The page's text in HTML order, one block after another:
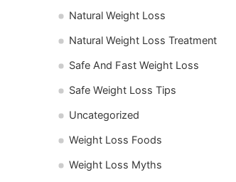
Natural Weight Loss
Natural Weight Loss Treatment
Safe And Fast Weight Loss
Safe Weight Loss Tips
Uncategorized
Weight Loss Foods
Weight Loss Myths